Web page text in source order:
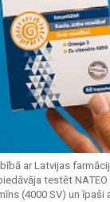
ar Latvijas
testēt NATEO
(4000 SV) un īpaši